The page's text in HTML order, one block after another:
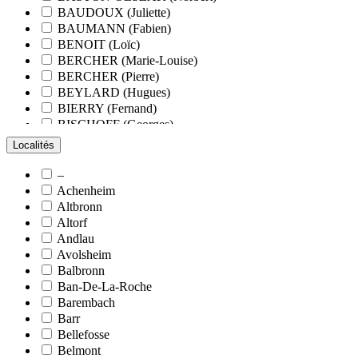
BAUDOUX (Juliette)
BAUMANN (Fabien)
BENOIT (Loïc)
BERCHER (Marie-Louise)
BERCHER (Pierre)
BEYLARD (Hugues)
BIERRY (Fernand)
BISCHOFF (Georges)
BLANCHARD (François)
BLANCHARD (Pierre-Valentin)
BLUMENROEDER (Quentin)
BOEHLER (Jean-Michel)
BOËS (Simone)
BORNERT (René)
BOUR (Bernard)
BOURCART (Jean)
BOUVET (Maurice)
BOXBERGER (Romain)
BRAUN (Jean)
BRAUN (Suzanne)
BRETZ (Nicolas)
Localités
–
Achenheim
Altbronn
Altorf
Andlau
Avolsheim
Balbronn
Ban-De-La-Roche
Barembach
Barr
Bellefosse
Belmont